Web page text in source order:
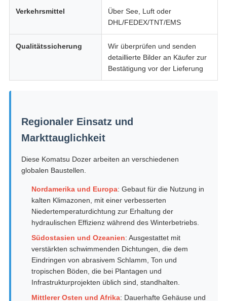
Verkehrsmittel
Über See, Luft oder
DHL/FEDEX/TNT/EMS
Qualitätssicherung
Wir überprüfen und senden
detaillierte Bilder an Käufer zur
Bestätigung vor der Lieferung
Regionaler Einsatz und
Markttauglichkeit
Diese Komatsu Dozer arbeiten an verschiedenen
globalen Baustellen.
Nordamerika und Europa: Gebaut für die Nutzung in
kalten Klimazonen, mit einer verbesserten
Niedertemperaturdichtung zur Erhaltung der
hydraulischen Effizienz während des Winterbetriebs.
Südostasien und Ozeanien: Ausgestattet mit
verstärkten schwimmenden Dichtungen, die dem
Eindringen von abrasivem Schlamm, Ton und
tropischen Böden, die bei Plantagen und
Infrastrukturprojekten üblich sind, standhalten.
Mittlerer Osten und Afrika: Dauerhafte Gehäuse und